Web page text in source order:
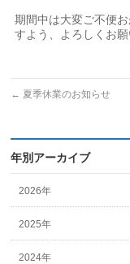
期間中は大変ご不便
すよう、よろしくお願
← 夏季休業のお知らせ
年別アーカイブ
2026年
2025年
2024年